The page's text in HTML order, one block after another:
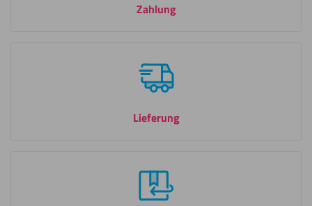
Zahlung
Lieferung